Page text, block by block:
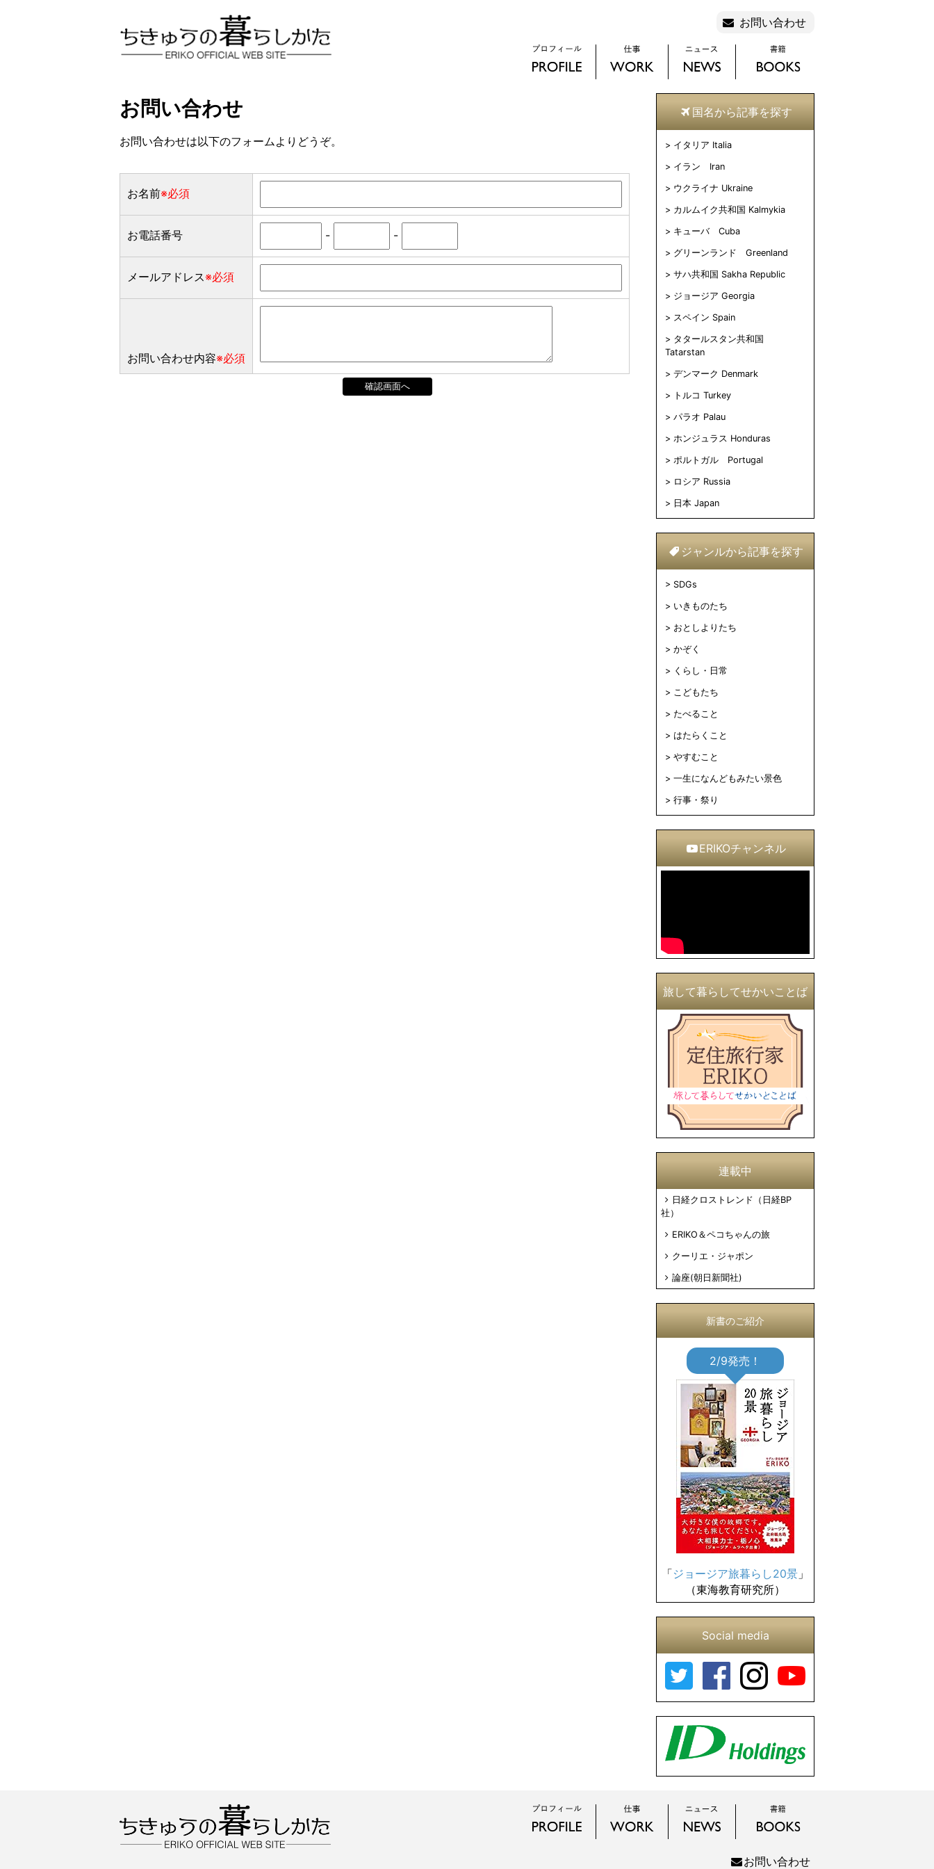
お問い合わせ
お問い合わせ
お問い合わせは以下のフォームよりどうぞ。
お名前※必須
お電話番号 - -
メールアドレス※必須
お問い合わせ内容※必須
国名から記事を探す
イタリア Italia
イラン Iran
ウクライナ Ukraine
カルムイク共和国 Kalmykia
キューバ Cuba
グリーンランド Greenland
サハ共和国 Sakha Republic
ジョージア Georgia
スペイン Spain
タタールスタン共和国
Tatarstan
デンマーク Denmark
トルコ Turkey
パラオ Palau
ホンジュラス Honduras
ポルトガル Portugal
ロシア Russia
日本 Japan
ジャンルから記事を探す
SDGs
いきものたち
おとしよりたち
かぞく
くらし・日常
こどもたち
たべること
はたらくこと
やすむこと
一生になんどもみたい景色
行事・祭り
ERIKOチャンネル
旅して暮らしてせかいことば
連載中
日経クロストレンド（日経BP
社）
ERIKO＆ペコちゃんの旅
クーリエ・ジャポン
論座(朝日新聞社)
新書のご紹介
2/9発売！
「 ジョージア旅暮らし20景 」
（東海教育研究所）
Social media
お問い合わせ